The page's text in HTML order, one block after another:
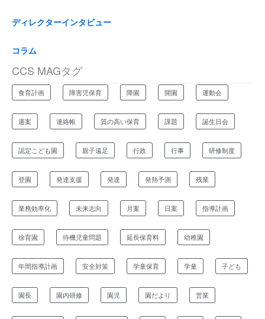
ディレクターインタビュー
コラム
CCS MAGタグ
食育計画 障害児保育 降園 開園 運動会
週案 連絡帳 質の高い保育 課題 誕生日会
認定こども園 親子遠足 行政 行事 研修制度
登園 発達支援 発達 発熱予測 残業
業務効率化 未来志向 月案 日案 指導計画
徐育園 待機児童問題 延長保育料 幼稚園
年間指導計画 安全対策 学童保育 学童 子ども
園長 園内研修 園児 園だより 営業